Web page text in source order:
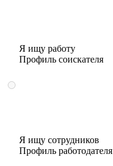
Я ищу работу
Профиль соискателя
Я ищу сотрудников
Профиль работодателя